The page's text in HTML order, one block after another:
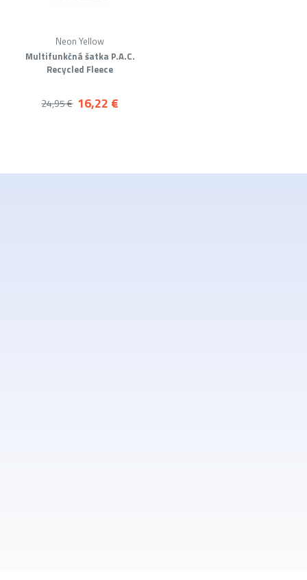
Multifunkčná šatka P.A.C.
Recycled Fleece
Neon Yellow
16,22 €
24,95 €